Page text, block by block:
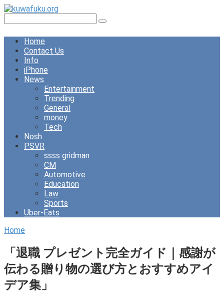
Skip
content
Home
Contact Us
Info
iPhone
News
Entertainment
Trending
General
money
Tech
Nosh
PSVR
ssss gridman
CM
Automotive
Education
Law
Sports
Uber-Eats
Home
「退職 プレゼント完全ガイド｜感謝が
伝わる贈り物の選び方とおすすめアイ
デア集」